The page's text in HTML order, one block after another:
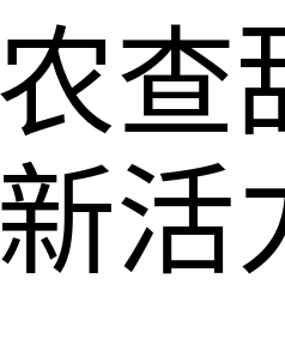
查
活